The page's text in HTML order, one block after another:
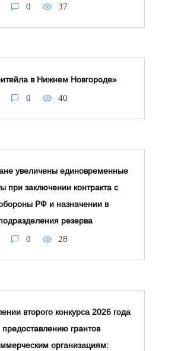
0 37
в Нижнем Новгороде»
0 40
увеличены единовременные
при заключении контракта с
РФ и назначении в
резерва
0 28
второго конкурса 2026 года
предоставлению грантов
организациям: